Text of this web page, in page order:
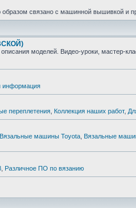
связано с машинной вышивкой и
моделей. Видео-уроки, мастер-
информация
переплетения Коллекция наших работ,
Вязальные машины Toyota Вязальные
Различное ПО по вязанию